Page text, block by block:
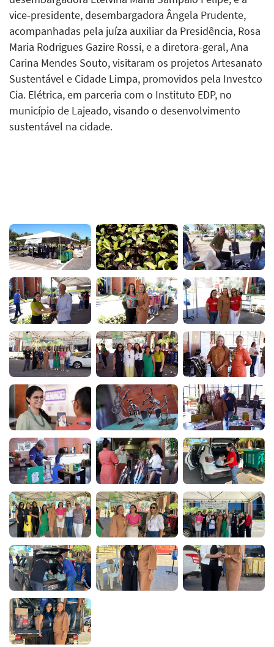
vice-presidente, desembargadora Ângela Prudente,
acompanhadas pela juíza auxiliar da Presidência, Rosa
Maria Rodrigues Gazire Rossi, e a diretora-geral, Ana
Carina Mendes Souto, visitaram os projetos Artesanato
Sustentável e Cidade Limpa, promovidos pela Investco
Cia. Elétrica, em parceria com o Instituto EDP, no
município de Lajeado, visando o desenvolvimento
sustentável na cidade.